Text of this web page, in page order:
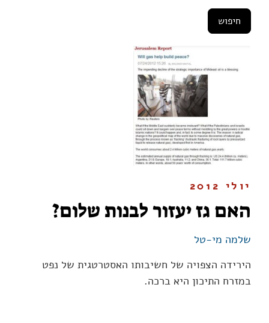
יולי 2012
האם גז יעזור לבנות שלום?
שלמה מי-טל
הירידה הצפויה של חשיבותו האסטרטגית של נפט
במזרח התיכון היא ברכה.